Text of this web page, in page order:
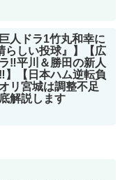
人ドラ1竹丸和幸に
らしい投球』】【広
‼︎平川＆勝田の新人
】【日本ハム逆転負
リ宮城は調整不足
解説します